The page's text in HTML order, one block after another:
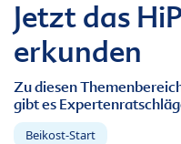
Jetzt das
erkunden
Zu diesen
gibt es
Beikost-Start